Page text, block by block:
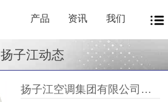
产品 资讯 我们
扬子江动态
扬子江空调集团有限公司商用暖通源头厂家，40年匠心护航从容度伏